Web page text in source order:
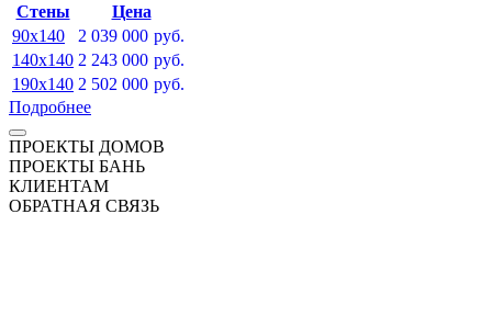
Стены
Цена
90x140
2 039 000 руб.
140x140 2 243 000 руб.
190x140 2 502 000 руб.
Подробнее
ПРОЕКТЫ ДОМОВ
ПРОЕКТЫ БАНЬ
КЛИЕНТАМ
ОБРАТНАЯ СВЯЗЬ